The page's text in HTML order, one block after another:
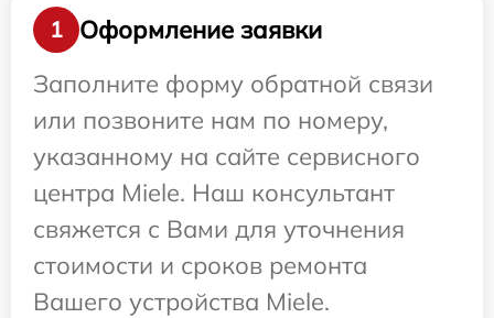
1
Оформление заявки
Заполните форму обратной связи
или позвоните нам по номеру,
указанному на сайте сервисного
центра Miele. Наш консультант
свяжется с Вами для уточнения
стоимости и сроков ремонта
Вашего устройства Miele.